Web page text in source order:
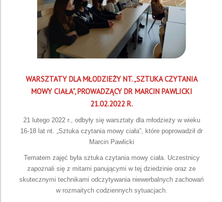
WARSZTATY DLA MŁODZIEŻY NT. „SZTUKA CZYTANIA
MOWY CIAŁA”, PROWADZĄCY DR MARCIN PAWLICKI
21.02.2022 R.
21 lutego 2022 r., odbyły się warsztaty dla młodzieży w wieku
16-18 lat nt. „Sztuka czytania mowy ciała”, które poprowadził dr
Marcin Pawlicki
Tematem zajęć była sztuka czytania mowy ciała. Uczestnicy
zapoznali się z mitami panującymi w tej dziedzinie oraz ze
skutecznymi technikami odczytywania niewerbalnych zachowań
w rozmaitych codziennych sytuacjach.